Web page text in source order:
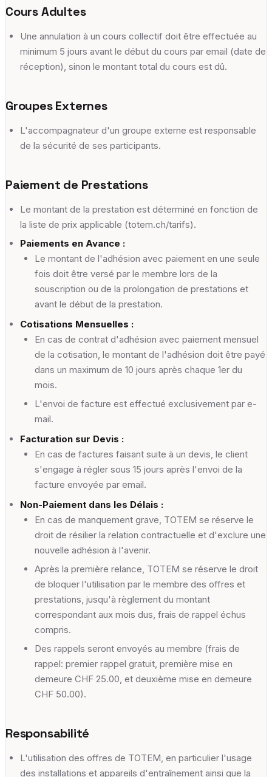
Cours Adultes
Une annulation à un cours collectif doit être effectuée au
minimum 5 jours avant le début du cours par email (date de
réception), sinon le montant total du cours est dû.
Groupes Externes
L'accompagnateur d'un groupe externe est responsable
de la sécurité de ses participants.
Paiement de Prestations
Le montant de la prestation est déterminé en fonction de
la liste de prix applicable (totem.ch/tarifs).
Paiements en Avance :
Le montant de l'adhésion avec paiement en une seule
fois doit être versé par le membre lors de la
souscription ou de la prolongation de prestations et
avant le début de la prestation.
Cotisations Mensuelles :
En cas de contrat d'adhésion avec paiement mensuel
de la cotisation, le montant de l'adhésion doit être payé
dans un maximum de 10 jours après chaque 1er du
mois.
L'envoi de facture est effectué exclusivement par e-
mail.
Facturation sur Devis :
En cas de factures faisant suite à un devis, le client
s'engage à régler sous 15 jours après l'envoi de la
facture envoyée par email.
Non-Paiement dans les Délais :
En cas de manquement grave, TOTEM se réserve le
droit de résilier la relation contractuelle et d'exclure une
nouvelle adhésion à l'avenir.
Après la première relance, TOTEM se réserve le droit
de bloquer l'utilisation par le membre des offres et
prestations, jusqu'à règlement du montant
correspondant aux mois dus, frais de rappel échus
compris.
Des rappels seront envoyés au membre (frais de
rappel: premier rappel gratuit, première mise en
demeure CHF 25.00, et deuxième mise en demeure
CHF 50.00).
Responsabilité
L'utilisation des offres de TOTEM, en particulier l'usage
des installations et appareils d'entraînement ainsi que la